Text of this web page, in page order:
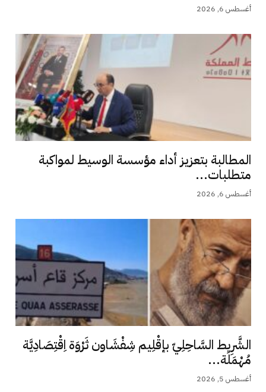
أغسطس 6, 2026
المطالبة بتعزيز أداء مؤسسة الوسيط لمواكبة
متطلبات...
أغسطس 6, 2026
الشَّرِيط السَّاحِلِيّ بإقْلِيم شِفْشَاون ثَرْوَة اِقْتِصَادِيَّة
مُهْمَلَة...
أغسطس 5, 2026